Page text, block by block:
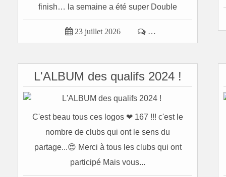
finish… la semaine a été super Double
Messieurs Gerard...
 23 juillet 2026  …
L'ALBUM des qualifs 2024 !
C'est beau tous ces logos ❤ 167 !!! c'est le
nombre de clubs qui ont le sens du
partage...😍 Merci à tous les clubs qui ont
participé Mais vous...